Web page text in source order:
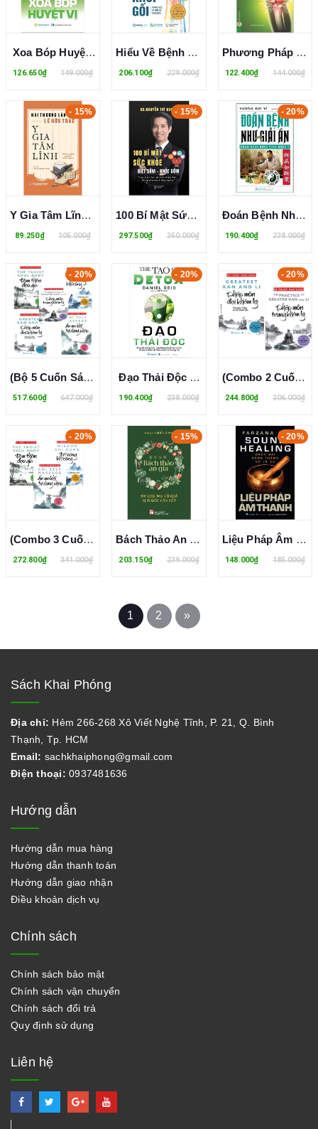
Xoa Bóp Huyệt Vị - Phương Pháp Trị Liệu Đặc Sắc Của Y Học Trung Quốc - Đông A Sáng
126.650₫ 149.000₫
Hiểu Về Bệnh Thoái Hóa Khớp Gối - Phòng Ngừa Và Điều Trị Đúng Cách - PGS TS Lê Chí Dũng, ThS BSNT Nguyễn Tuấn Định
206.100₫ 229.000₫
Phương Pháp Nắn Chỉnh Xương Khớp Trong Đông Y - La Tố Lan, Trần Quảng Huy
122.400₫ 144.000₫
- 15%
Y Gia Tâm Lĩnh - Chữa Các Chứng Tạp Bệnh Và Thương Hàn - Hải Thượng Lãn Ông
89.250₫ 105.000₫
- 15%
100 Bí Mật Sức Khỏe - Biết Sớm - Khỏe Sớm - BS. Nguyễn Trí Quang
297.500₫ 350.000₫
- 20%
Đoán Bệnh Như Giải Án - Khám Chữa Bệnh Theo Đông Y - Vương Đại Vĩ
190.400₫ 238.000₫
- 20%
(Bộ 5 Cuốn Sách) Bí Thuật Đạo Giáo: Tâm Thân Đạo Gia + Trí Năng Khí Công + Án Ma Khí Tự Dụng Pháp + Pháp Môn Đại Pháp Ly + Pháp Môn Trung Khảm Ly (Mantak Chia, Andrew Jan)
517.600₫ 647.000₫
- 20%
Đạo Thải Độc - Daniel Reid
190.400₫ 238.000₫
- 20%
(Combo 2 Cuốn Sách) Bí Thuật Đạo Giáo: Pháp Môn Đại Pháp Ly + Pháp Môn Trung Khảm Ly (Mantak Chia, Andrew Jan)
244.800₫ 306.000₫
- 20%
(Combo 3 Cuốn Sách) Bí Thuật Đạo Giáo: Tâm Thân Đạo Gia + Trí Năng Khí Công + Án Ma Khí Tự Dụng Pháp (Mantak Chia)
272.800₫ 341.000₫
- 15%
Bách Thảo An Gia - 100 Loại Rau Củ Quả Vị Thuốc Cần Biết - Lương Y Nguyễn Kỳ Nam
203.150₫ 239.000₫
- 20%
Liệu Pháp Âm Thanh - Đánh Bại Căng Thẳng Và Lo Âu - Farzana Ali
148.000₫ 185.000₫
1 2 »
Sách Khai Phóng
Địa chỉ: Hẻm 266-268 Xô Viết Nghệ Tĩnh, P. 21, Q. Bình
Thạnh, Tp. HCM
Email: sachkhaiphong@gmail.com
Điện thoại: 0937481636
Hướng dẫn
Hướng dẫn mua hàng
Hướng dẫn thanh toán
Hướng dẫn giao nhận
Điều khoản dịch vụ
Chính sách
Chính sách bảo mật
Chính sách vận chuyển
Chính sách đổi trả
Quy định sử dụng
Liên hệ